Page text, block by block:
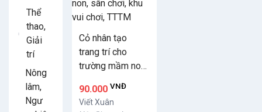
Cỏ nhân tạo
trang trí cho
trường mầm non,
chơi, TTTM
90.000 VNĐ
Viết Xuân
Thể
thao,
Giải
trí
Nông
lâm,
Ngư